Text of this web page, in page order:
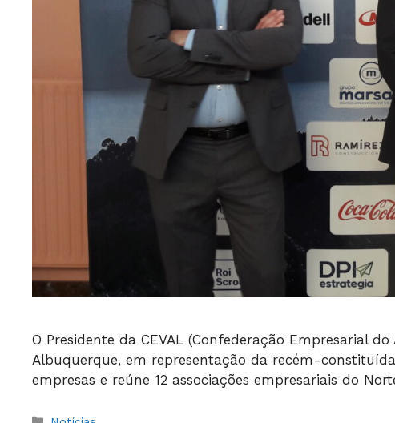
O Presidente da CEVAL (Confederação Empresarial
Albuquerque, em representação da recém-
empresas e reúne 12 associações empresariais do